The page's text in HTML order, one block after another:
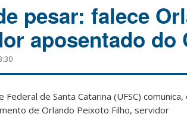
pesar: falece
aposentado do
Federal de Santa Catarina (UFSC) comunica,
de Orlando Peixoto Filho, servidor